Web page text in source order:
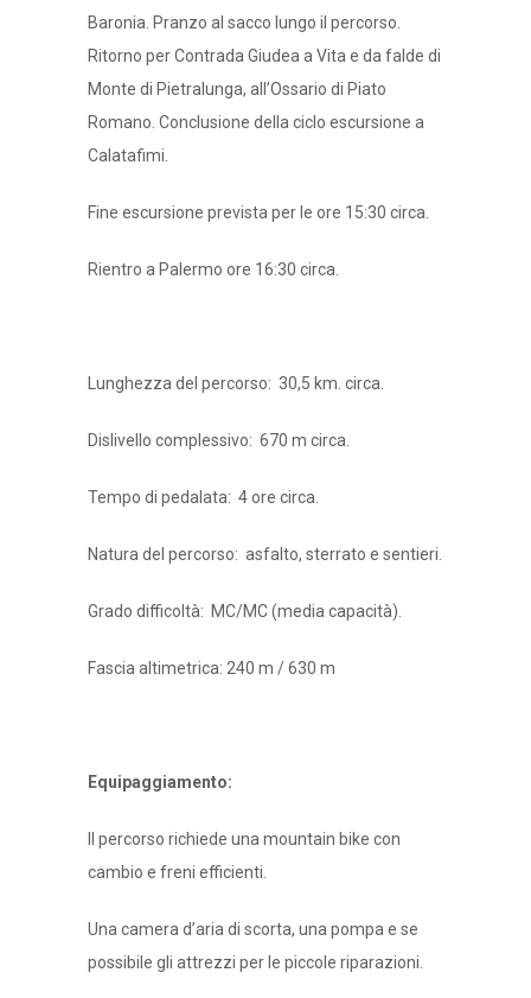
Baronia. Pranzo al sacco lungo il percorso.
Ritorno per Contrada Giudea a Vita e da falde di
Monte di Pietralunga, all’Ossario di Piato
Romano. Conclusione della ciclo escursione a
Calatafimi.
Fine escursione prevista per le ore 15:30 circa.
Rientro a Palermo ore 16:30 circa.
Lunghezza del percorso: 30,5 km. circa.
Dislivello complessivo: 670 m circa.
Tempo di pedalata: 4 ore circa.
Natura del percorso: asfalto, sterrato e sentieri.
Grado difficoltà: MC/MC (media capacità).
Fascia altimetrica: 240 m / 630 m
Equipaggiamento:
Il percorso richiede una mountain bike con
cambio e freni efficienti.
Una camera d’aria di scorta, una pompa e se
possibile gli attrezzi per le piccole riparazioni.